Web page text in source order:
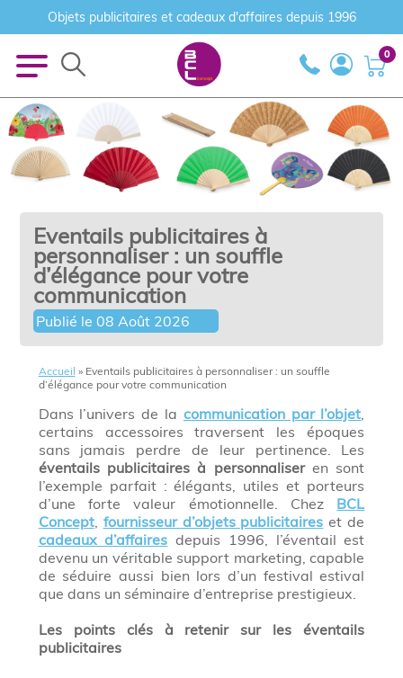
Objets publicitaires et cadeaux d'affaires depuis 1996
0
Eventails publicitaires à
personnaliser : un souffle
d’élégance pour votre
communication
Publié le08 Août 2026
Accueil » Eventails publicitaires à personnaliser : un souffle
d’élégance pour votre communication
Dans l’univers de la communication par l’objet,
certains accessoires traversent les époques
sans jamais perdre de leur pertinence. Les
éventails publicitaires à personnaliseren sont
l’exemple parfait : élégants, utiles et porteurs
d’une forte valeur émotionnelle. Chez BCL
Concept, fournisseur d’objets publicitaires et de
cadeaux d’affaires depuis 1996, l’éventail est
devenu un véritable support marketing, capable
de séduire aussi bien lors d’un festival estival
que dans un séminaire d’entreprise prestigieux.
Les points clés à retenir sur les éventails
publicitaires